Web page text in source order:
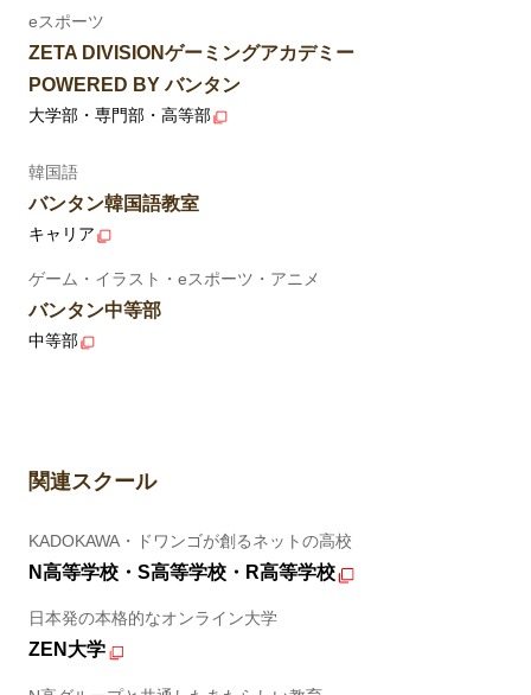
eスポーツ
ZETA DIVISIONゲーミングアカデミー
POWERED BY バンタン
大学部・専門部・高等部
韓国語
バンタン韓国語教室
キャリア
ゲーム・イラスト・eスポーツ・アニメ
バンタン中等部
中等部
関連スクール
KADOKAWA・ドワンゴが創るネットの高校
N高等学校・S高等学校・R高等学校
日本発の本格的なオンライン大学
ZEN大学